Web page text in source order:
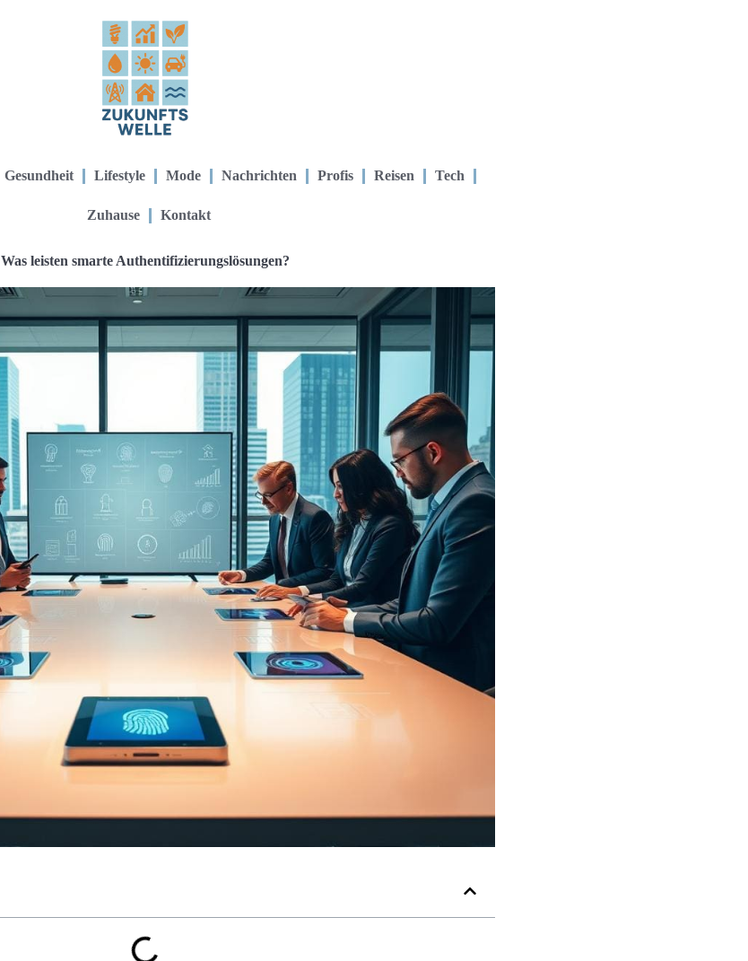
Gesundheit Lifestyle Mode Nachrichten Profis Reisen Tech
Zuhause Kontakt
Was leisten smarte Authentifizierungslösungen?